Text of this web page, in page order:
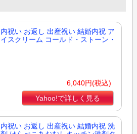
内祝い お返し 出産祝い 結婚内祝 ア
イスクリーム コールド・ストーン・
6,040円(税込)
Yahoo!で詳しく見る
内祝い お返し 出産祝い 結婚内祝 洗